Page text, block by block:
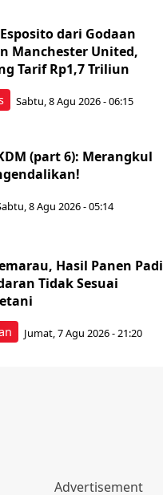
dari Godaan
Manchester United,
Tarif Rp1,7 Triliun
Sabtu, 8 Agu 2026 - 06:15
(part 6): Merangkul
8 Agu 2026 - 05:14
Hasil Panen Padi
Tidak Sesuai
Jumat, 7 Agu 2026 - 21:20